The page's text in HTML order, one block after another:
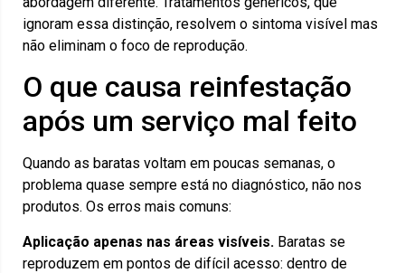
ignoram essa distinção, resolvem o sintoma visível mas
não eliminam o foco de reprodução.
O que causa reinfestação
após um serviço mal feito
Quando as baratas voltam em poucas semanas, o
problema quase sempre está no diagnóstico, não nos
produtos. Os erros mais comuns:
Aplicação apenas nas áreas visíveis. Baratas se
reproduzem em pontos de difícil acesso: dentro de